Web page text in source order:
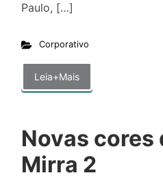
Paulo, […]
Corporativo
Leia+Mais
Novas cores
Mirra 2